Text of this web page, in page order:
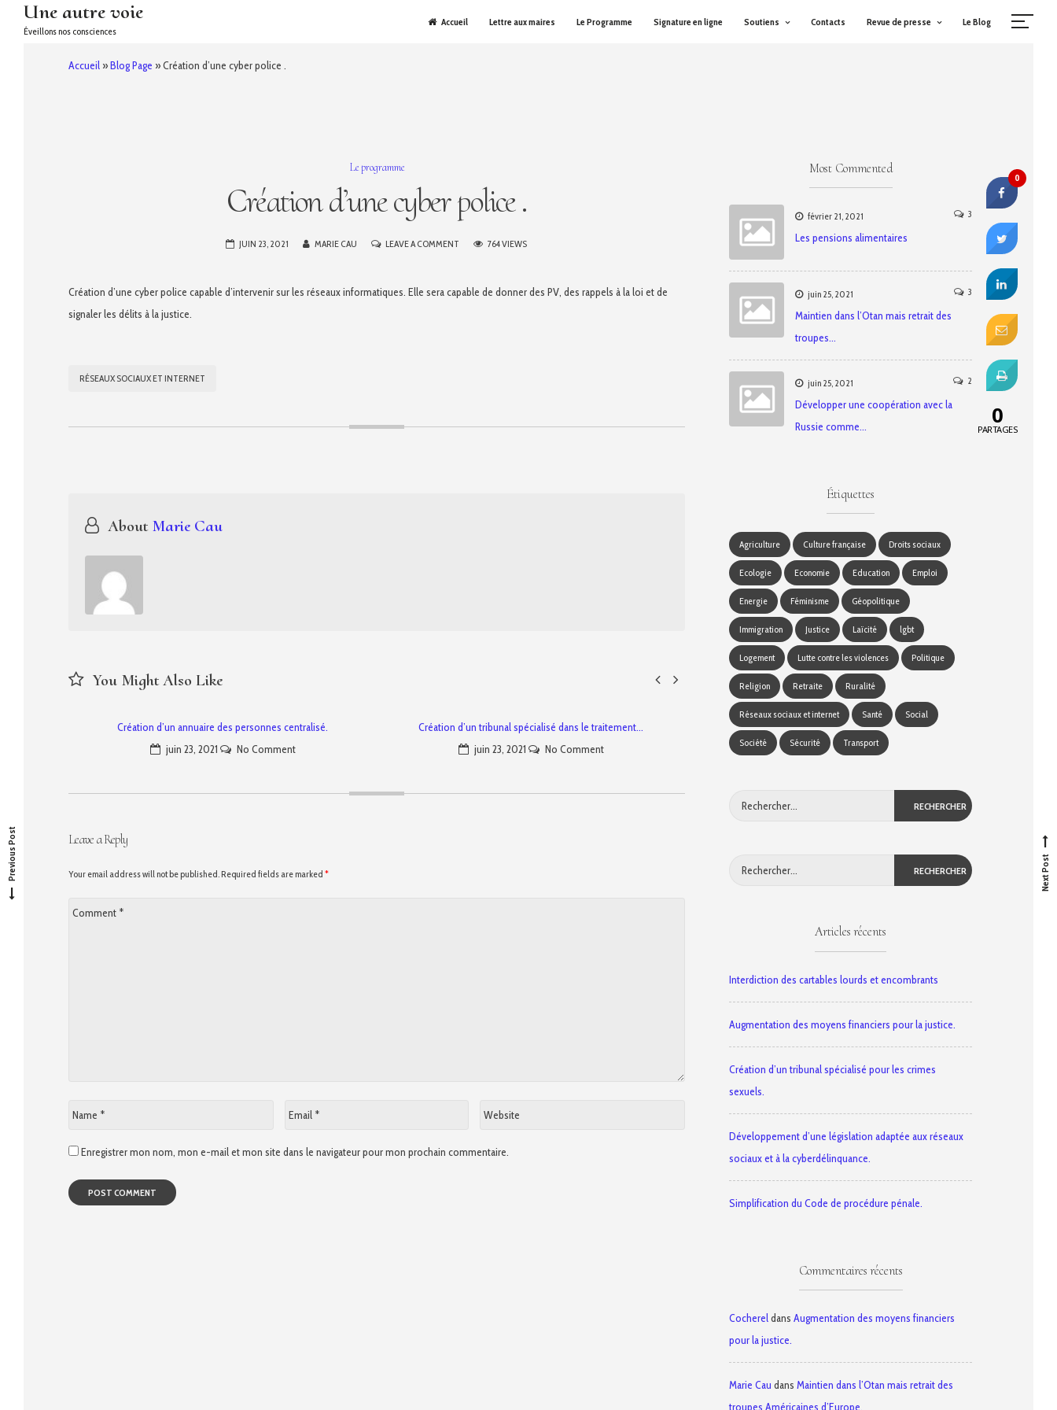
Une autre voie
Éveillons nos consciences
Accueil Lettre aux maires Le Programme Signature en ligne Soutiens Contacts Revue de presse Le Blog
Accueil »Blog Page »Création d’une cyber police .
Le programme
Création d’une cyber police .
JUIN 23, 2021 MARIE CAU LEAVE A COMMENT
CYBER
764 VIEWS
Création d’une cyber police capable d’intervenir sur les réseaux informatiques. Elle sera capable de donner des PV, des rappels à la loi et de
signaler les délits à la justice.
RÉSEAUX SOCIAUX ET INTERNET
Previous Post Next Post
About Marie Cau
You Might Also Like
Création d’un annuaire des personnes centralisé.
juin 23, 2021
No Comment
Création d’un tribunal spécialisé dans le traitement…
juin 23, 2021
No Comment
Création d’un réseau internet public protégé.
juin 23, 2021
No Comment
Leave a Reply
Your email address will not be published. Required fields are marked *
Comment
Name
Email
Website
Enregistrer mon nom, mon e-mail et mon site dans le navigateur pour mon prochain commentaire.
Most Commented
février 21, 2021 3
Les pensions alimentaires
juin 25, 2021 3
Maintien dans l’Otan mais retrait des
troupes…
juin 25, 2021 2
Développer une coopération avec la
Russie comme…
Étiquettes
Agriculture Culture française Droits sociaux
Ecologie Economie Education Emploi
Energie Féminisme Géopolitique
Immigration Justice Laïcité lgbt
Logement Lutte contre les violences Politique
Religion Retraite Ruralité
Réseaux sociaux et internet Santé Social
Société Sécurité Transport
Rechercher :
Rechercher :
Articles récents
Interdiction des cartables lourds et encombrants
Augmentation des moyens financiers pour la justice.
Création d’un tribunal spécialisé pour les crimes
sexuels.
Développement d’une législation adaptée aux réseaux
sociaux et à la cyberdélinquance.
Simplification du Code de procédure pénale.
Commentaires récents
Cochereldans Augmentation des moyens financiers
pour la justice.
Marie Cau dans Maintien dans l’Otan mais retrait des
troupes Américaines d’Europe.
0
0
PARTAGES